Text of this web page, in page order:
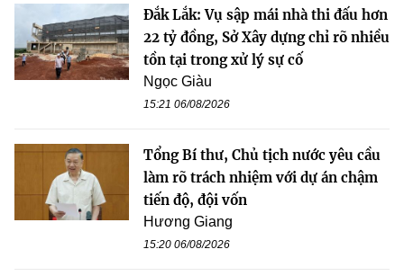
Đắk Lắk: Vụ sập mái nhà thi đấu hơn
22 tỷ đồng, Sở Xây dựng chỉ rõ nhiều
tồn tại trong xử lý sự cố
Ngọc Giàu
15:21 06/08/2026
Tổng Bí thư, Chủ tịch nước yêu cầu
làm rõ trách nhiệm với dự án chậm
tiến độ, đội vốn
Hương Giang
15:20 06/08/2026